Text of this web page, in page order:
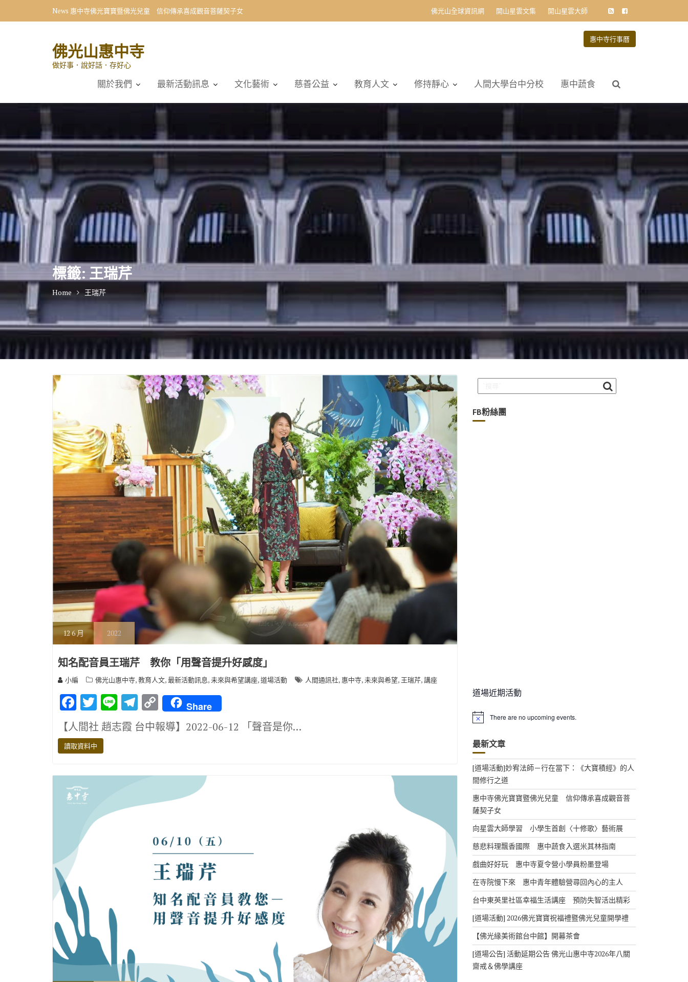
News 惠中寺佛光寶寶暨佛光兒童 信仰傳承喜成觀音菩薩契子女 佛光山全球資訊網 開山星雲文集 開山星雲大師
佛光山惠中寺
做好事．說好話．存好心
惠中寺行事曆
關於我們 最新活動訊息 文化藝術 慈善公益 教育人文 修持靜心 人間大學台中分校 惠中蔬食
標籤: 王瑞芹
Home 王瑞芹
126 月 2022
知名配音員王瑞芹 教你「用聲音提升好感度」
小編 佛光山惠中寺,教育人文,最新活動訊息,未來與希望講座,道場活動 人間通訊社, 惠中寺,未來與希望, 王瑞芹,講座
F
ac
e
b
o
k
T
w
it
te
Li
n
e
T
el
e
C
o
p
k
Share
【人間社 趙志霞 台中報導】2022-06-12 「聲音是你…
讀取資料中
FB粉絲團
道場近期活動
N
i
c
e
There are no upcoming events.
最新文章
[道場活動]妙宥法師－行在當下：《大寶積經》的人
間修行之道
惠中寺佛光寶寶暨佛光兒童 信仰傳承喜成觀音菩
薩契子女
向星雲大師學習 小學生首創〈十修歌〉藝術展
慈悲料理飄香國際 惠中蔬食入選米其林指南
戲曲好好玩 惠中寺夏令營小學員粉墨登場
在寺院慢下來 惠中青年體驗營尋回內心的主人
台中東英里社區幸福生活講座 預防失智活出精彩
[道場活動] 2026佛光寶寶祝福禮暨佛光兒童開學禮
【佛光緣美術館台中館】開幕茶會
[道場公告] 活動延期公告 佛光山惠中寺2026年八關
齋戒＆佛學講座